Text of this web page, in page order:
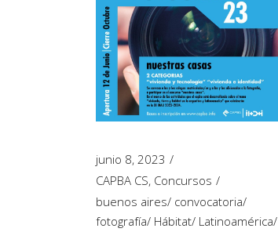
junio 8, 2023
CAPBA CS, Concursos
buenos aires/ convocatoria/
fotografía/ Hábitat/ Latinoamérica/